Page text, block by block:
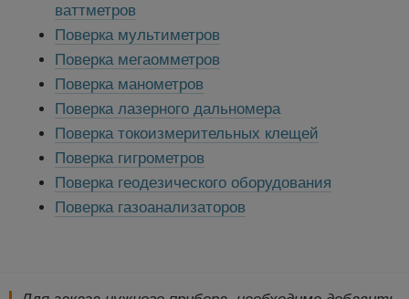
ваттметров
Поверка мультиметров
Поверка мегаомметров
Поверка манометров
Поверка лазерного дальномера
Поверка токоизмерительных клещей
Поверка гигрометров
Поверка геодезического оборудования
Поверка газоанализаторов